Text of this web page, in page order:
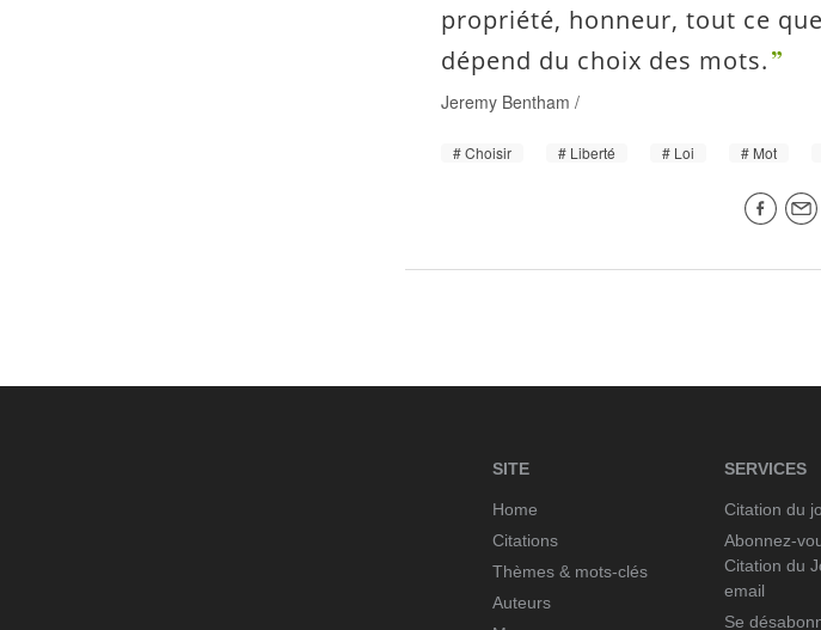
propriété, honneur, tout ce
dépend du choix des mots.
Jeremy Bentham /
Choisir Liberté Loi Mot
SITE
Home
Citations
Thèmes & mots-clés
Auteurs
SERVICES
Citation du
Abonnez-
Citation du
email
Se